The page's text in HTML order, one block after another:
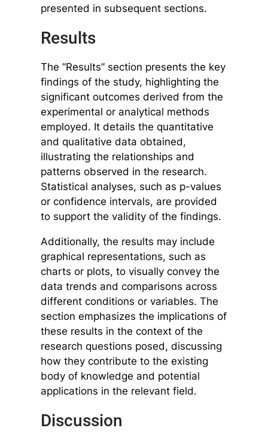
presented in subsequent sections.
Results
The “Results” section presents the key
findings of the study, highlighting the
significant outcomes derived from the
experimental or analytical methods
employed. It details the quantitative
and qualitative data obtained,
illustrating the relationships and
patterns observed in the research.
Statistical analyses, such as p-values
or confidence intervals, are provided
to support the validity of the findings.
Additionally, the results may include
graphical representations, such as
charts or plots, to visually convey the
data trends and comparisons across
different conditions or variables. The
section emphasizes the implications of
these results in the context of the
research questions posed, discussing
how they contribute to the existing
body of knowledge and potential
applications in the relevant field.
Discussion